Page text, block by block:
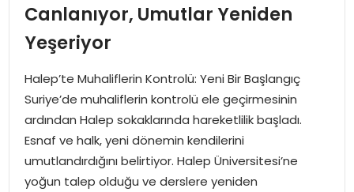
EKONOMI
MAGAZIN
SAĞLIK
SIYASET
Canlanıyor, Umutlar Yeniden
Yeşeriyor
Halep’te Muhaliflerin Kontrolü: Yeni Bir Başlangıç
Suriye’de muhaliflerin kontrolü ele geçirmesinin
ardından Halep sokaklarında hareketlilik başladı.
Esnaf ve halk, yeni dönemin kendilerini
umutlandırdığını belirtiyor. Halep Üniversitesi’ne
yoğun talep olduğu ve derslere yeniden